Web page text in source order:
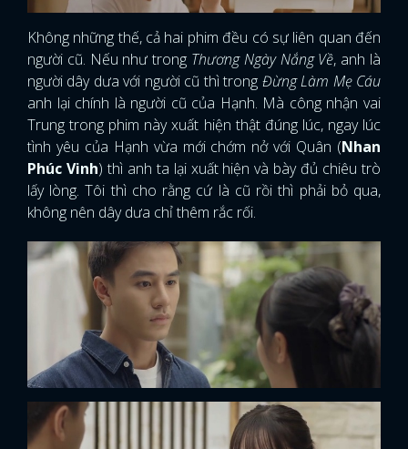
Không những thế, cả hai phim đều có sự liên quan đến
người cũ. Nếu như trong Thương Ngày Nắng Về, anh là
người dây dưa với người cũ thì trong Đừng Làm Mẹ Cáu
anh lại chính là người cũ của Hạnh. Mà công nhận vai
Trung trong phim này xuất hiện thật đúng lúc, ngay lúc
tình yêu của Hạnh vừa mới chớm nở với Quân (Nhan
Phúc Vinh) thì anh ta lại xuất hiện và bày đủ chiêu trò
lấy lòng. Tôi thì cho rằng cứ là cũ rồi thì phải bỏ qua,
không nên dây dưa chỉ thêm rắc rối.